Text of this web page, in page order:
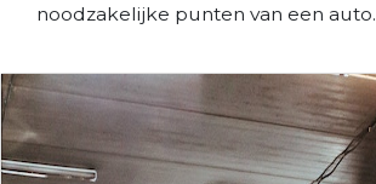
noodzakelijke punten van een auto.